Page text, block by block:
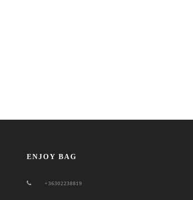
ENJOY BAG
+36302238819